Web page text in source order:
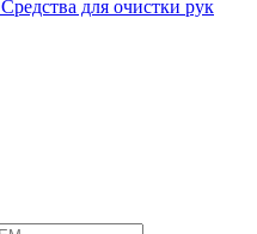
Средства для очистки рук